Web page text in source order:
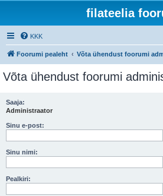
filateelia
KKK
Foorumi pealeht Võta ühendust foorumi
Võta ühendust foorumi
Saaja:
Administraator
Sinu e-post:
Sinu nimi:
Pealkiri: